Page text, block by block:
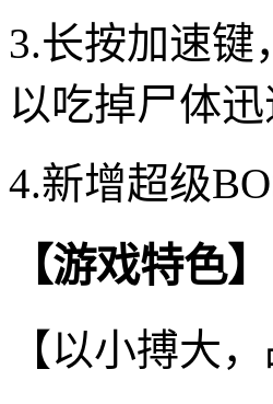
3.长按加速键
以吃掉尸体迅
4.新增超级
【游戏特色】
【以小搏大